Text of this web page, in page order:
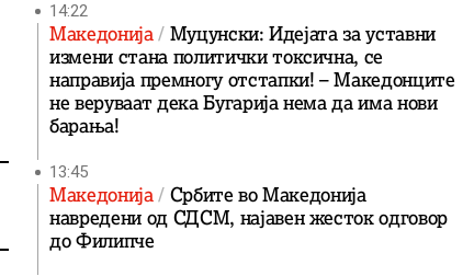
14:22
Македонија Муцунски: Идејата за уставни
измени стана политички токсична, се
направија премногу отстапки! – Македонците
не веруваат дека Бугарија нема да има нови
барања!
13:45
Македонија Србите во Македонија
навредени од СДСМ, најавен жесток одговор
до Филипче